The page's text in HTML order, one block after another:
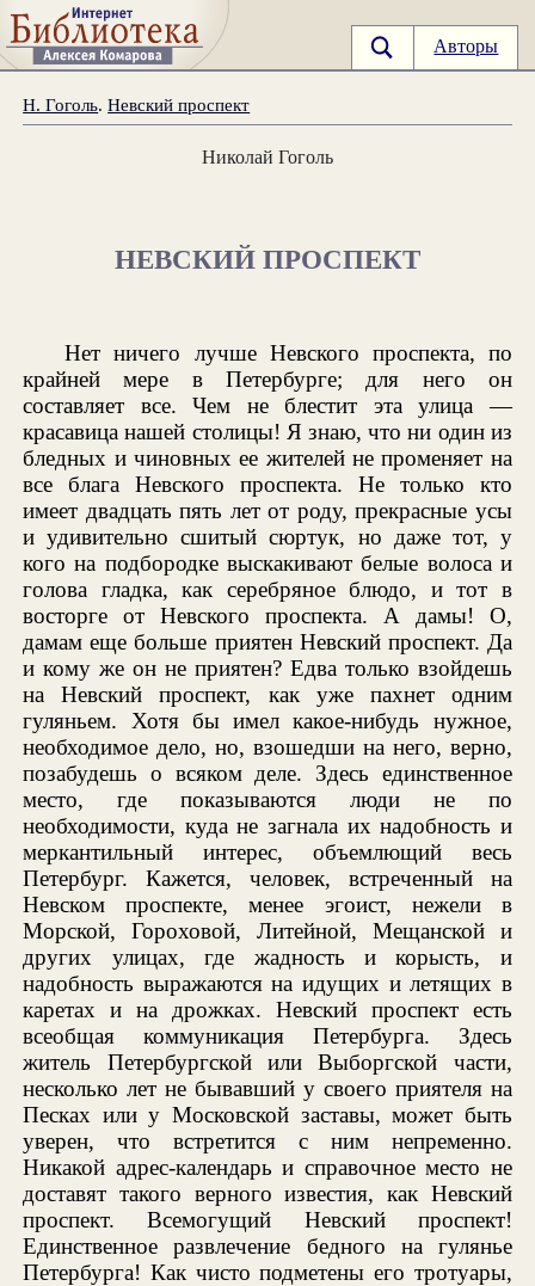
Авторы
Н. Гоголь.Невский проспект
Николай Гоголь
НЕВСКИЙ ПРОСПЕКТ
Нет ничего лучше Невского проспекта, по
крайней мере в Петербурге; для него он
составляет все. Чем не блестит эта улица —
красавица нашей столицы! Я знаю, что ни один из
бледных и чиновных ее жителей не променяет на
все блага Невского проспекта. Не только кто
имеет двадцать пять лет от роду, прекрасные усы
и удивительно сшитый сюртук, но даже тот, у
кого на подбородке выскакивают белые волоса и
голова гладка, как серебряное блюдо, и тот в
восторге от Невского проспекта. А дамы! О,
дамам еще больше приятен Невский проспект. Да
и кому же он не приятен? Едва только взойдешь
на Невский проспект, как уже пахнет одним
гуляньем. Хотя бы имел какое-нибудь нужное,
необходимое дело, но, взошедши на него, верно,
позабудешь о всяком деле. Здесь единственное
место, где показываются люди не по
необходимости, куда не загнала их надобность и
меркантильный интерес, объемлющий весь
Петербург. Кажется, человек, встреченный на
Невском проспекте, менее эгоист, нежели в
Морской, Гороховой, Литейной, Мещанской и
других улицах, где жадность и корысть, и
надобность выражаются на идущих и летящих в
каретах и на дрожках. Невский проспект есть
всеобщая коммуникация Петербурга. Здесь
житель Петербургской или Выборгской части,
несколько лет не бывавший у своего приятеля на
Песках или у Московской заставы, может быть
уверен, что встретится с ним непременно.
Никакой адрес-календарь и справочное место не
доставят такого верного известия, как Невский
проспект. Всемогущий Невский проспект!
Единственное развлечение бедного на гулянье
Петербурга! Как чисто подметены его тротуары,